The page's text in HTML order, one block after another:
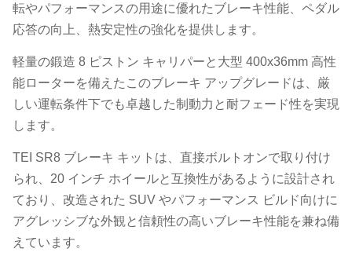
転やパフォーマンスの用途に優れたブレーキ性能、ペダル
応答の向上、熱安定性の強化を提供します。
軽量の鍛造 8 ピストン キャリパーと大型 400x36mm 高性
能ローターを備えたこのブレーキ アップグレードは、厳
しい運転条件下でも卓越した制動力と耐フェード性を実現
します。
TEI SR8 ブレーキ キットは、直接ボルトオンで取り付け
られ、20 インチ ホイールと互換性があるように設計され
ており、改造された SUV やパフォーマンス ビルド向けに
アグレッシブな外観と信頼性の高いブレーキ性能を兼ね備
えています。